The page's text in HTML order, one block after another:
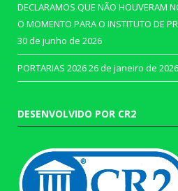
DECLARAMOS QUE NÃO HOUVERAM
O MOMENTO PARA O INSTITUTO DE
30 de junho de 2026
PORTARIAS 202626 de janeiro de 2026
DESENVOLVIDO POR CR2